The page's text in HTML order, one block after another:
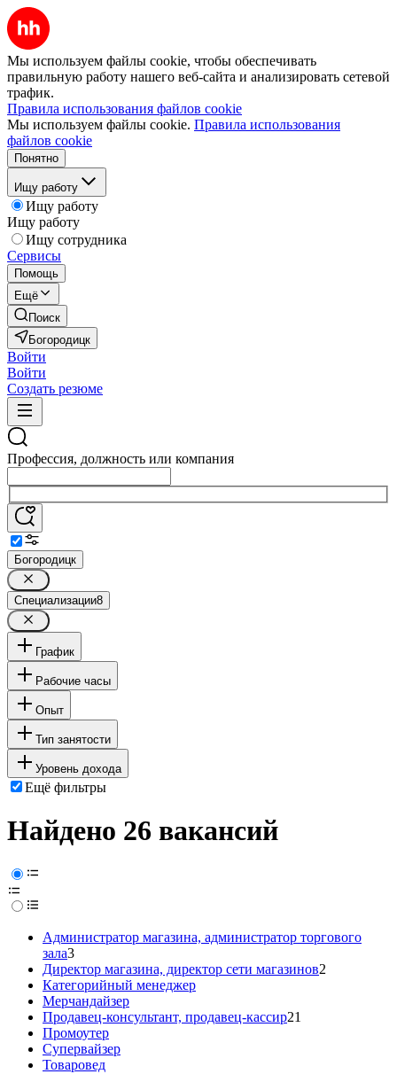
Мы используем файлы cookie, чтобы обеспечивать
правильную работу нашего веб-сайта и анализировать сетевой
трафик.
Правила использования файлов cookie
Мы используем файлы cookie. Правила использования
файлов cookie
Понятно
Ищу работу
Ищу работу
Ищу работу
Ищу сотрудника
Сервисы
Помощь
Ещё
Поиск
Богородицк
Войти
Войти
Создать резюме
Профессия, должность или компания
Богородицк
Специализации8
График
Рабочие часы
Опыт
Тип занятости
Уровень дохода
Ещё фильтры
Найдено 26 вакансий
Администратор магазина, администратор торгового
зала3
Директор магазина, директор сети магазинов2
Категорийный менеджер
Мерчандайзер
Продавец-консультант, продавец-кассир21
Промоутер
Супервайзер
Товаровед